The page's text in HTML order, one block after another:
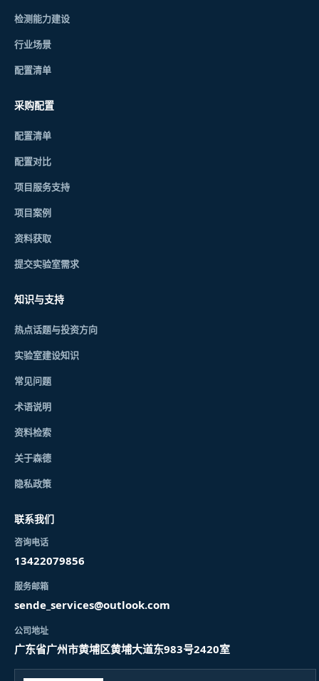
检测能力建设
行业场景
配置清单
采购配置
配置清单
配置对比
项目服务支持
项目案例
资料获取
提交实验室需求
知识与支持
热点话题与投资方向
实验室建设知识
常见问题
术语说明
资料检索
关于森德
隐私政策
联系我们
咨询电话
13422079856
服务邮箱
sende_services@outlook.com
公司地址
广东省广州市黄埔区黄埔大道东983号2420室